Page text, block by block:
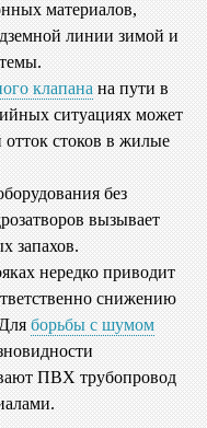
материалов,
линии зимой и
клапана на пути в
ситуациях может
стоков в жилые
без
вызывает
запахов.
нередко приводит
снижению
борьбы с шумом
ПВХ трубопровод